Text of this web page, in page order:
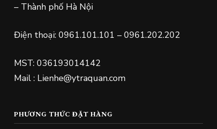
– Thành phố Hà Nội
Điện thoại: 0961.101.101 – 0961.202.202
MST: 036193014142
Mail : Lienhe@ytraquan.com
PHƯƠNG THỨC ĐẶT HÀNG